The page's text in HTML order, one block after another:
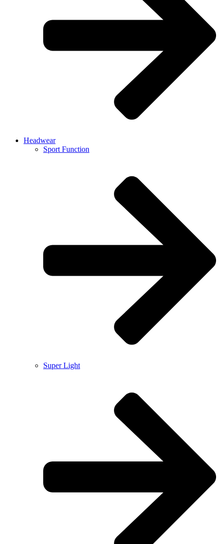
Headwear
Sport Function
Super Light